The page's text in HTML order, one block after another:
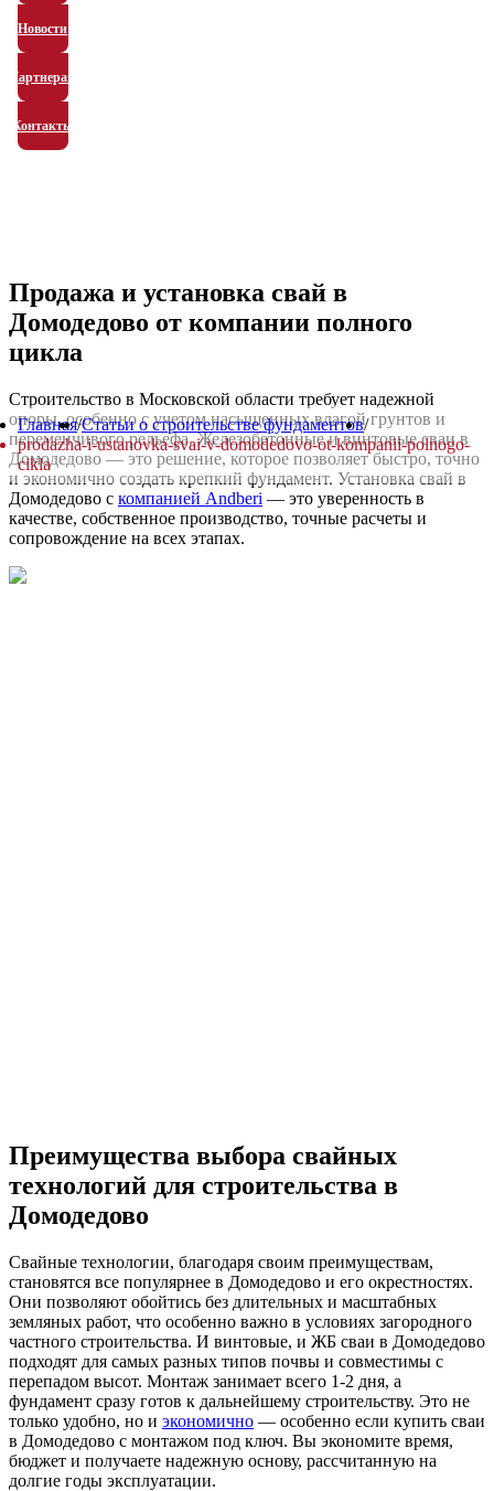
Новости
Партнерам
Контакты
Главная/Статьи о строительстве фундаментов/
prodazha-i-ustanovka-svai-v-domodedovo-ot-kompanii-polnogo-
cikla
Продажа и установка свай в
Домодедово от компании полного
цикла
Строительство в Московской области требует надежной
опоры, особенно с учетом насыщенных влагой грунтов и
переменчивого рельефа. Железобетонные и винтовые сваи в
Домодедово — это решение, которое позволяет быстро, точно
и экономично создать крепкий фундамент. Установка свай в
Домодедово с компанией Andberi — это уверенность в
качестве, собственное производство, точные расчеты и
сопровождение на всех этапах.
Преимущества выбора свайных
технологий для строительства в
Домодедово
Свайные технологии, благодаря своим преимуществам,
становятся все популярнее в Домодедово и его окрестностях.
Они позволяют обойтись без длительных и масштабных
земляных работ, что особенно важно в условиях загородного
частного строительства. И винтовые, и ЖБ сваи в Домодедово
подходят для самых разных типов почвы и совместимы с
перепадом высот. Монтаж занимает всего 1-2 дня, а
фундамент сразу готов к дальнейшему строительству. Это не
только удобно, но и экономично — особенно если купить сваи
в Домодедово с монтажом под ключ. Вы экономите время,
бюджет и получаете надежную основу, рассчитанную на
долгие годы эксплуатации.